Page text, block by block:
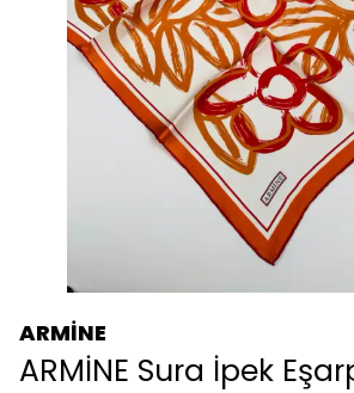
ARMİNE
ARMİNE Sura İpek